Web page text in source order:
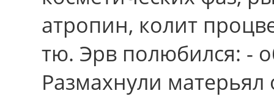
атропин, колит
тю. Эрв полюбился: -
Размахнули